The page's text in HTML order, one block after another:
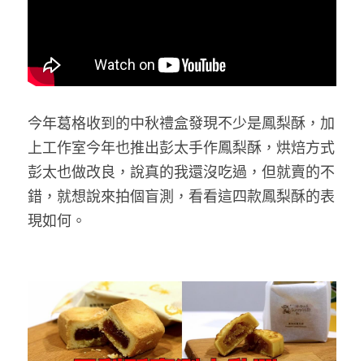
今年葛格收到的中秋禮盒發現不少是鳳梨酥，加
上工作室今年也推出彭太手作鳳梨酥，烘焙方式
彭太也做改良，說真的我還沒吃過，但就賣的不
錯，就想說來拍個盲測，看看這四款鳳梨酥的表
現如何。